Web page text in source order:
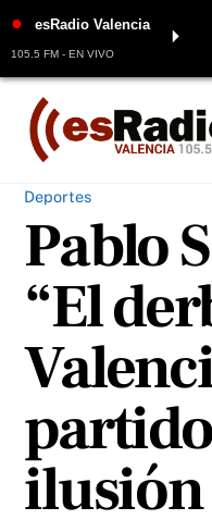
Skip
content
● esRadio Valencia
105.5 FM - EN VIVO
⏵
Deportes
Pablo
“El
ilusión